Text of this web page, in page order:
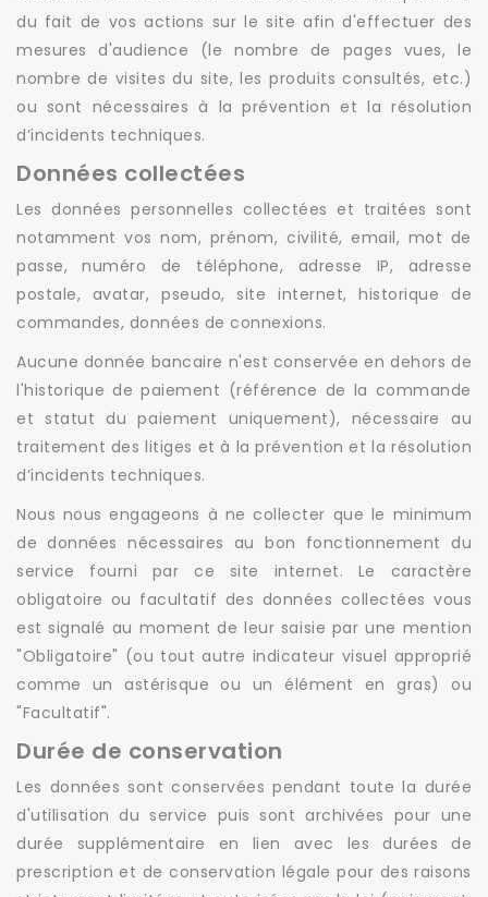
du fait de vos actions sur le site afin d'effectuer des
mesures d'audience (le nombre de pages vues, le
nombre de visites du site, les produits consultés, etc.)
ou sont nécessaires à la prévention et la résolution
d’incidents techniques.
Données collectées
Les données personnelles collectées et traitées sont
notamment vos nom, prénom, civilité, email, mot de
passe, numéro de téléphone, adresse IP, adresse
postale, avatar, pseudo, site internet, historique de
commandes, données de connexions.
Aucune donnée bancaire n'est conservée en dehors de
l'historique de paiement (référence de la commande
et statut du paiement uniquement), nécessaire au
traitement des litiges et à la prévention et la résolution
d’incidents techniques.
Nous nous engageons à ne collecter que le minimum
de données nécessaires au bon fonctionnement du
service fourni par ce site internet. Le caractère
obligatoire ou facultatif des données collectées vous
est signalé au moment de leur saisie par une mention
"Obligatoire" (ou tout autre indicateur visuel approprié
comme un astérisque ou un élément en gras) ou
"Facultatif".
Durée de conservation
Les données sont conservées pendant toute la durée
d'utilisation du service puis sont archivées pour une
durée supplémentaire en lien avec les durées de
prescription et de conservation légale pour des raisons